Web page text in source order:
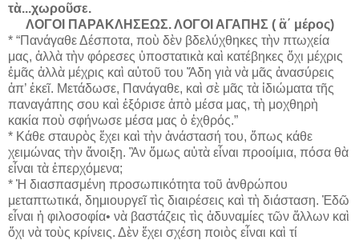
τὰ...χωροῦσε.
ΛΟΓΟΙ ΠΑΡΑΚΛΗΣΕΩΣ. ΛΟΓΟΙ ΑΓΑΠΗΣ ( ἃ΄ μέρος)
* “Πανάγαθε Δέσποτα, ποὺ δὲν βδελύχθηκες τὴν πτωχεία
μας, ἀλλὰ τὴν φόρεσες ὑποστατικὰ καὶ κατέβηκες ὄχι μέχρις
ἐμᾶς ἀλλὰ μέχρις καὶ αὐτοῦ του Ἅδη γιὰ νὰ μᾶς ἀνασύρεις
ἀπ’ ἐκεῖ. Μετάδωσε, Πανάγαθε, καὶ σὲ μᾶς τὰ ἰδιώματα τῆς
παναγάπης σου καὶ ἐξόρισε ἀπὸ μέσα μας, τὴ μοχθηρὴ
κακία ποὺ σφήνωσε μέσα μας ὁ ἐχθρός.”
* Κάθε σταυρὸς ἔχει καὶ τὴν ἀνάστασή του, ὅπως κάθε
χειμώνας τὴν ἄνοιξη. Ἂν ὅμως αὐτὰ εἶναι προοίμια, πόσα θὰ
εἶναι τὰ ἐπερχόμενα;
* Ἡ διασπασμένη προσωπικότητα τοῦ ἀνθρώπου
μεταπτωτικά, δημιουργεῖ τὶς διαιρέσεις καὶ τὴ διάσταση. Ἐδῶ
εἶναι ἡ φιλοσοφία• νὰ βαστάζεις τὶς ἀδυναμίες τῶν ἄλλων καὶ
ὄχι νὰ τοὺς κρίνεις. Δὲν ἔχει σχέση ποιὸς εἶναι καὶ τί